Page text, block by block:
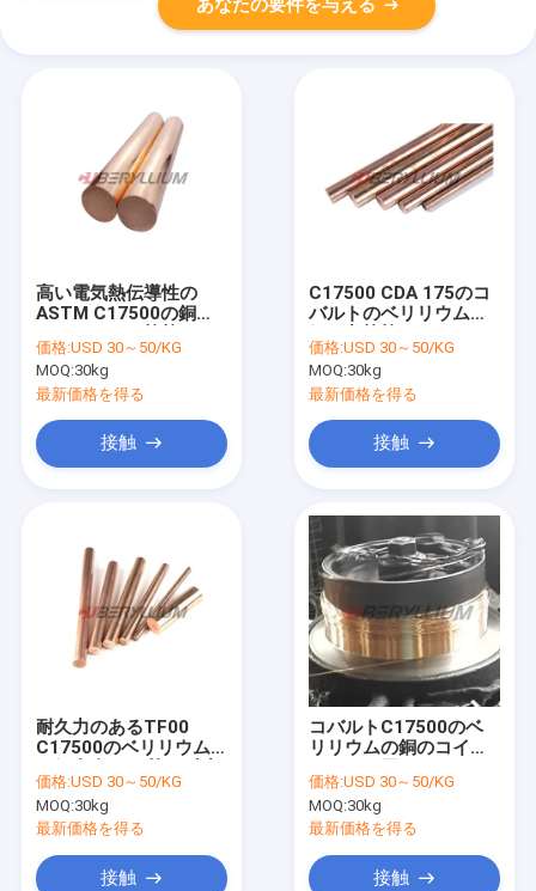
あなたの要件を与える
高い電気熱伝導性の
ASTM C17500の銅の
価格:USD 30～50/KG
MOQ:30kg
最新価格を得る
接触
C17500 CDA 175のコ
バルトのベリリウムの
価格:USD 30～50/KG
MOQ:30kg
最新価格を得る
接触
耐久力のあるTF00
C17500のベリリウム
食
価格:USD 30～50/KG
MOQ:30kg
最新価格を得る
接触
コバルトC17500のベ
リリウムの銅のコイル
価格:USD 30～50/KG
MOQ:30kg
最新価格を得る
接触